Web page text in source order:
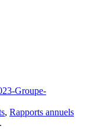
Groupe-
, Rapports annuels
.